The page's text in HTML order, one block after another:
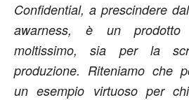
Confidential, a prescindere
awarness, è un
moltissimo, sia per la
produzione. Riteniamo che
un esempio virtuoso per